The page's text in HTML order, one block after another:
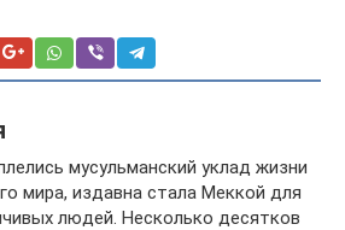
мусульманский уклад жизни
мира, издавна стала Меккой для
людей. Несколько десятков